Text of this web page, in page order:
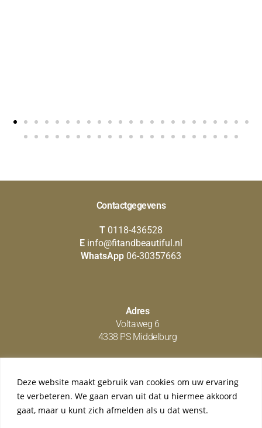
Deze website maakt gebruik van cookies om uw ervaring
te verbeteren. We gaan ervan uit dat u hiermee akkoord
gaat, maar u kunt zich afmelden als u dat wenst.
Contactgegevens
T 0118-436528
E info@fitandbeautiful.nl
WhatsApp 06-30357663
Adres
Voltaweg 6
4338 PS Middelburg
Social media